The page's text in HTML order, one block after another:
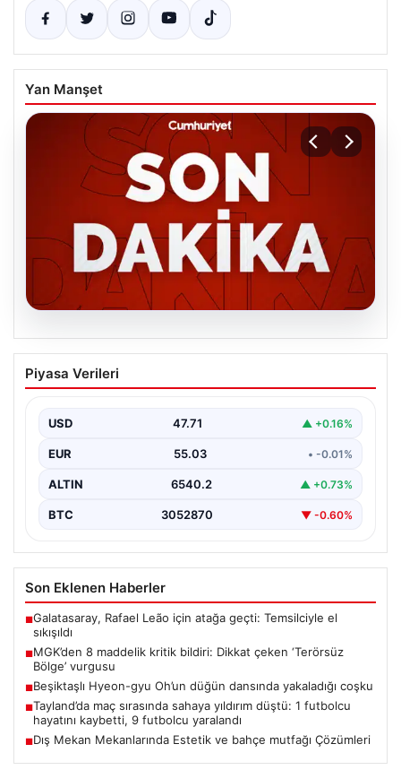
Yan Manşet
06.08.2026
MGK’den 8 maddelik kritik bildiri: Dikkat
çeken ‘Terörsüz Bölge’ vurgusu
Piyasa Verileri
USD 47.71 ▲ +0.16%
EUR 55.03 • -0.01%
ALTIN 6540.2 ▲ +0.73%
BTC 3052870 ▼ -0.60%
Son Eklenen Haberler
■Galatasaray, Rafael Leão için atağa geçti: Temsilciyle el
sıkışıldı
■MGK’den 8 maddelik kritik bildiri: Dikkat çeken ‘Terörsüz
Bölge’ vurgusu
■Beşiktaşlı Hyeon-gyu Oh’un düğün dansında yakaladığı coşku
■Tayland’da maç sırasında sahaya yıldırım düştü: 1 futbolcu
hayatını kaybetti, 9 futbolcu yaralandı
■Dış Mekan Mekanlarında Estetik ve bahçe mutfağı Çözümleri